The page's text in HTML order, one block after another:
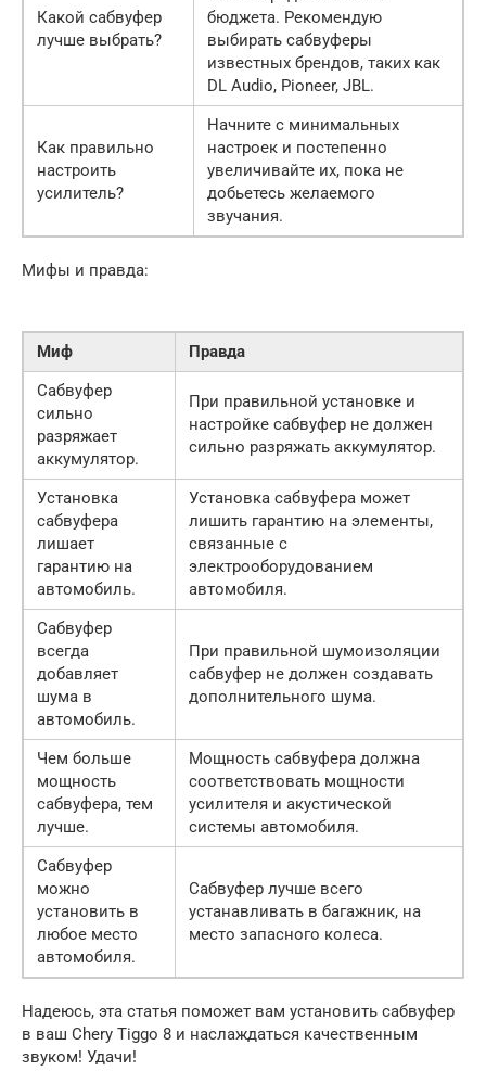
Какой сабвуфер
лучше выбрать?
бюджета. Рекомендую
выбирать сабвуферы
известных брендов, таких как
DL Audio, Pioneer, JBL.
Как правильно
настроить
усилитель?
Начните с минимальных
настроек и постепенно
увеличивайте их, пока не
добьетесь желаемого
звучания.
Мифы и правда:
Миф
Правда
Сабвуфер
сильно
разряжает
аккумулятор.
При правильной установке и
настройке сабвуфер не должен
сильно разряжать аккумулятор.
Установка
сабвуфера
лишает
гарантию на
автомобиль.
Установка сабвуфера может
лишить гарантию на элементы,
связанные с
электрооборудованием
автомобиля.
Сабвуфер
всегда
добавляет
шума в
автомобиль.
При правильной шумоизоляции
сабвуфер не должен создавать
дополнительного шума.
Чем больше
мощность
сабвуфера, тем
лучше.
Мощность сабвуфера должна
соответствовать мощности
усилителя и акустической
системы автомобиля.
Сабвуфер
можно
установить в
любое место
автомобиля.
Сабвуфер лучше всего
устанавливать в багажник, на
место запасного колеса.
Надеюсь, эта статья поможет вам установить сабвуфер
в ваш Chery Tiggo 8 и наслаждаться качественным
звуком! Удачи!